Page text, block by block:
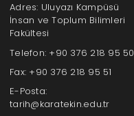
Adres: Uluyazı Kampüsü
İnsan ve Toplum Bilimleri
Fakültesi
Telefon: +90 376 218 95 50
Fax: +90 376 218 95 51
E-Posta:
tarih@karatekin.edu.tr